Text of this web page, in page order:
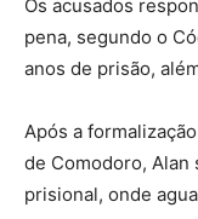
Os acusados
pena, segundo o
anos de prisão,
Após a
de Comodoro, Alan
prisional, onde